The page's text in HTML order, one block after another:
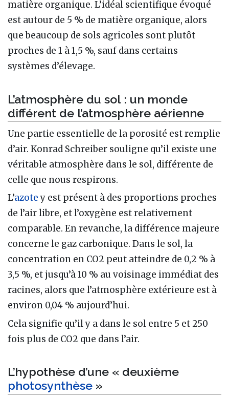
matière organique. L’idéal scientifique évoqué
est autour de 5 % de matière organique, alors
que beaucoup de sols agricoles sont plutôt
proches de 1 à 1,5 %, sauf dans certains
systèmes d’élevage.
L’atmosphère du sol : un monde
différent de l’atmosphère aérienne
Une partie essentielle de la porosité est remplie
d’air. Konrad Schreiber souligne qu’il existe une
véritable atmosphère dans le sol, différente de
celle que nous respirons.
L’azotey est présent à des proportions proches
de l’air libre, et l’oxygène est relativement
comparable. En revanche, la différence majeure
concerne le gaz carbonique. Dans le sol, la
concentration en CO2 peut atteindre de 0,2 % à
3,5 %, et jusqu’à 10 % au voisinage immédiat des
racines, alors que l’atmosphère extérieure est à
environ 0,04 % aujourd’hui.
Cela signifie qu’il y a dans le sol entre 5 et 250
fois plus de CO2 que dans l’air.
L’hypothèse d’une « deuxième
photosynthèse »